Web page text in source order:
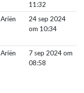
11:32
Ariën
24 sep 2024
om 10:34
Ariën
7 sep 2024 om
08:58